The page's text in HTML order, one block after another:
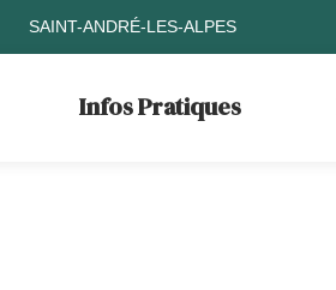
SAINT-ANDRÉ-LES-ALPES
Infos Pratiques